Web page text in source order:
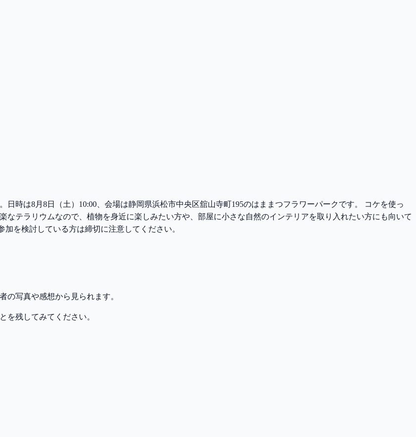
時は8月8日（土）10:00、会場は静岡県浜松市中央区舘山寺町195のはままつフラワーパークです。 コケを使っ
テラリウムなので、植物を身近に楽しみたい方や、部屋に小さな自然のインテリアを取り入れたい方にも向いて
を検討している方は締切に注意してください。
の写真や感想から見られます。
を残してみてください。